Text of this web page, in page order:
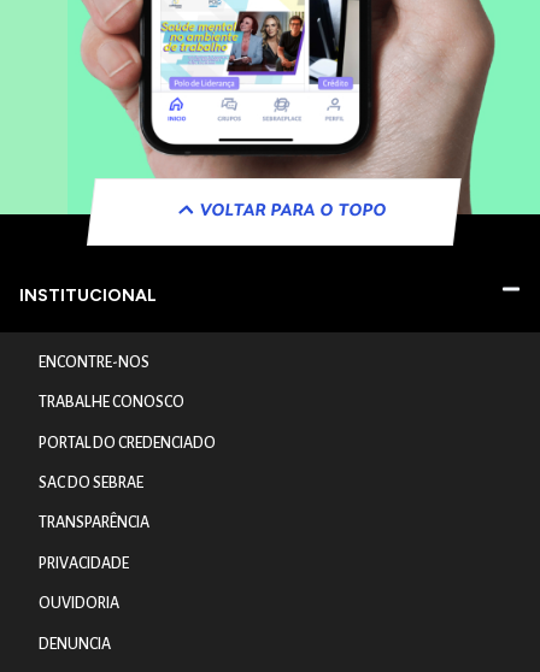
VOLTAR PARA O TOPO
INSTITUCIONAL
ENCONTRE-NOS
TRABALHE CONOSCO
PORTAL DO CREDENCIADO
SAC DO SEBRAE
TRANSPARÊNCIA
PRIVACIDADE
OUVIDORIA
DENUNCIA